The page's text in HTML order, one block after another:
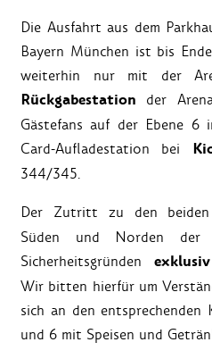
Die Ausfahrt aus dem
Bayern München ist bis
weiterhin nur mit der
Rückgabestation
der
Gästefans auf der Ebene 6
Card-Aufladestation bei
344/345.
Der Zutritt zu den beiden
Süden und Norden
Sicherheitsgründen
Wir bitten hierfür um
sich an den entsprechenden
und 6 mit Speisen und